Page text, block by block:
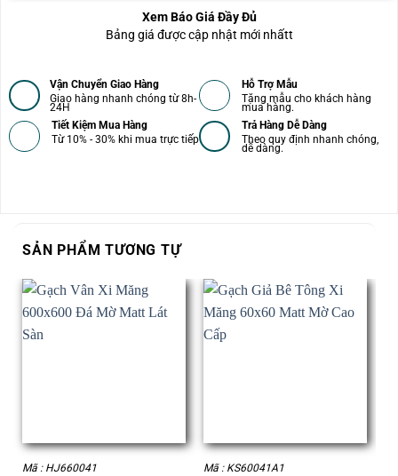
Xem Báo Giá Đầy Đủ
Bảng giá được cập nhật mới nhấtt
Vận Chuyển Giao Hàng
Giao hàng nhanh chóng từ 8h-
24H
Hỗ Trợ Mẫu
Tặng mẫu cho khách hàng
mua hàng.
Tiết Kiệm Mua Hàng
Từ 10% - 30% khi mua trực tiếp
Trả Hàng Dễ Dàng
Theo quy định nhanh chóng,
dễ dàng.
SẢN PHẨM TƯƠNG TỰ
Mã : HJ660041
Mã : KS60041A1